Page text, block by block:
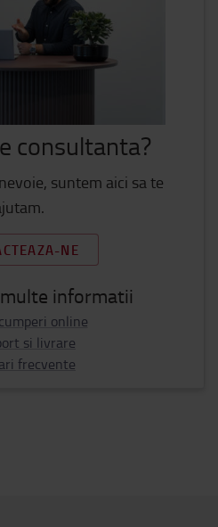
consultanta?
suntem aici sa te
NE
informatii
online
si livrare
frecvente